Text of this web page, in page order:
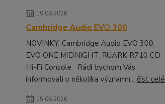
19.06.2026
Cambridge Audio EVO 300
NOVINKY: Cambridge Audio EVO 300,
EVO ONE MIDNIGHT, RUARK R710 CD
Hi-Fi Console Rádi bychom Vás
informovali o několika významn... číst celé
15.06.2026